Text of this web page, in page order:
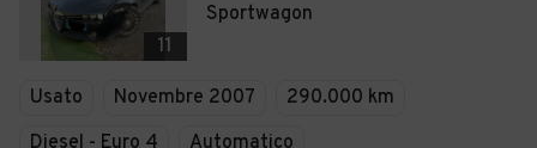
11
Sportwagon
Usato Novembre 2007
290.000 km
Diesel - Euro 4
Automatico